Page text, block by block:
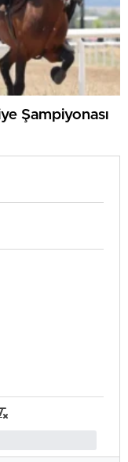
Şampiyonası